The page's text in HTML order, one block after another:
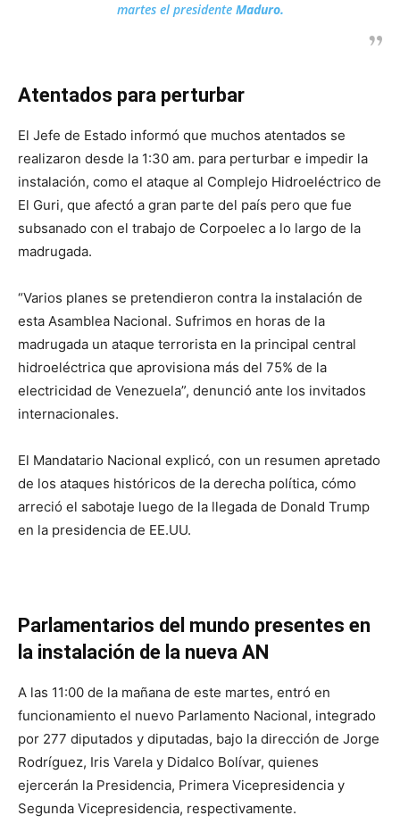
martes el presidenteMaduro.
Atentados para perturbar
El Jefe de Estado informó que muchos atentados se
realizaron desde la 1:30 am. para perturbar e impedir la
instalación, como el ataque al Complejo Hidroeléctrico de
El Guri, que afectó a gran parte del país pero que fue
subsanado con el trabajo de Corpoelec a lo largo de la
madrugada.
“Varios planes se pretendieron contra la instalación de
esta Asamblea Nacional. Sufrimos en horas de la
madrugada un ataque terrorista en la principal central
hidroeléctrica que aprovisiona más del 75% de la
electricidad de Venezuela”, denunció ante los invitados
internacionales.
El Mandatario Nacional explicó, con un resumen apretado
de los ataques históricos de la derecha política, cómo
arreció el sabotaje luego de la llegada de Donald Trump
en la presidencia de EE.UU.
Parlamentarios del mundo presentes en
la instalación de la nueva AN
A las 11:00 de la mañana de este martes, entró en
funcionamiento el nuevo Parlamento Nacional, integrado
por 277 diputados y diputadas, bajo la dirección de Jorge
Rodríguez, Iris Varela y Didalco Bolívar, quienes
ejercerán la Presidencia, Primera Vicepresidencia y
Segunda Vicepresidencia, respectivamente.